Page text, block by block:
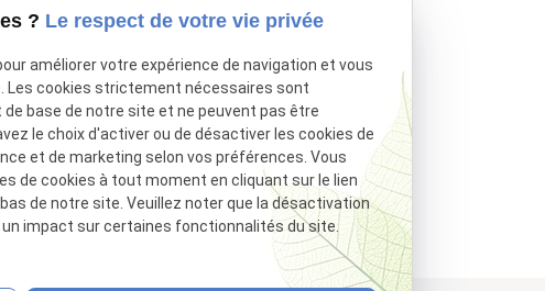
Autoriser Facebook est désactivé. Autoriser
? Le respect de votre vie privée
améliorer votre expérience de navigation et vous
Les cookies strictement nécessaires sont
base de notre site et ne peuvent pas être
le choix d'activer ou de désactiver les cookies de
et de marketing selon vos préférences. Vous
de cookies à tout moment en cliquant sur le lien
de notre site. Veuillez noter que la désactivation
impact sur certaines fonctionnalités du site.